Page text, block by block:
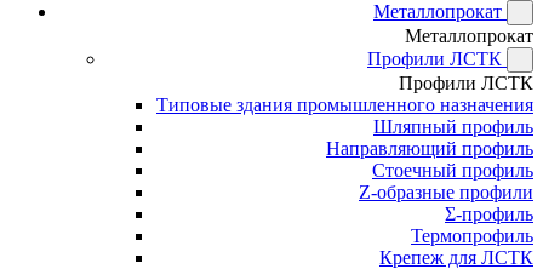
Металлопрокат
Металлопрокат
Профили ЛСТК
Профили ЛСТК
Типовые здания промышленного назначения
Шляпный профиль
Направляющий профиль
Стоечный профиль
Z-образные профили
Σ-профиль
Термопрофиль
Крепеж для ЛСТК